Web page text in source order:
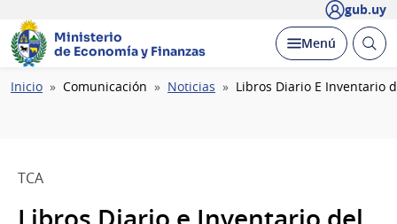
gub.uy
Ministerio
de Economía y Finanzas
Desplegar
Menú Abrir
Ruta
Inicio Comunicación Noticias Libros Diario E Inventario
TCA